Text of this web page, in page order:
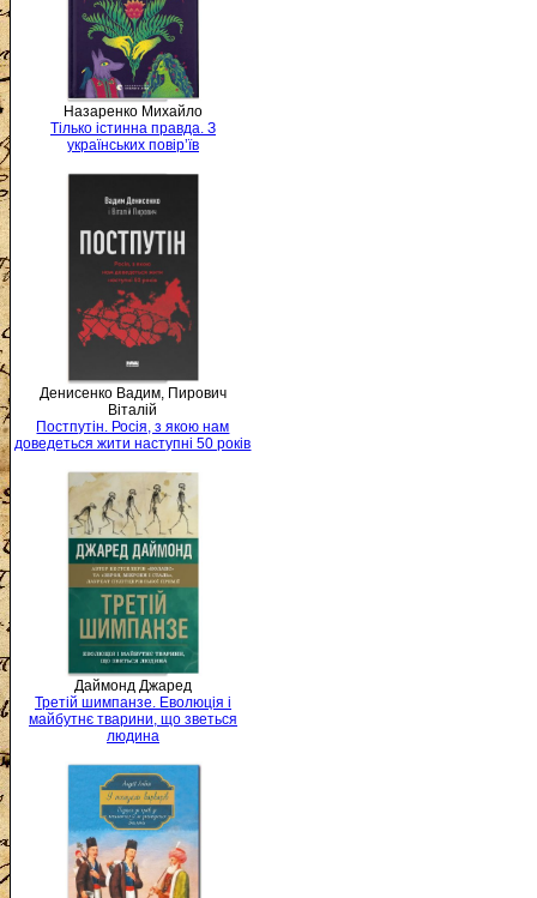
Назаренко Михайло
Тілько істинна правда. З
українських повір’їв
Денисенко Вадим, Пирович
Віталій
Постпутін. Росія, з якою нам
доведеться жити наступні 50 років
Даймонд Джаред
Третій шимпанзе. Еволюція і
майбутнє тварини, що зветься
людина